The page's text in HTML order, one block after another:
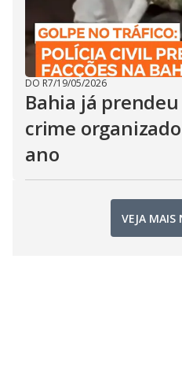
DO R7/19/05/2026
Bahia já
crime
ano
VEJA MAIS